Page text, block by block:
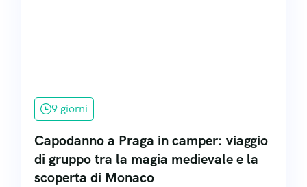
9 giorni
Capodanno a Praga in camper: viaggio
di gruppo tra la magia medievale e la
scoperta di Monaco